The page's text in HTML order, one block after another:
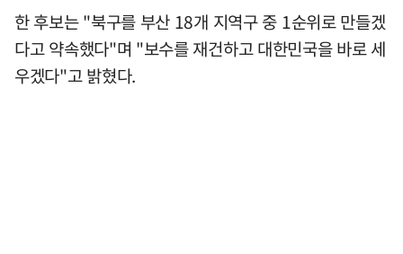
한 후보는 "북구를 부산 18개 지역구 중 1순위로 만들겠
다고 약속했다"며 "보수를 재건하고 대한민국을 바로 세
우겠다"고 밝혔다.